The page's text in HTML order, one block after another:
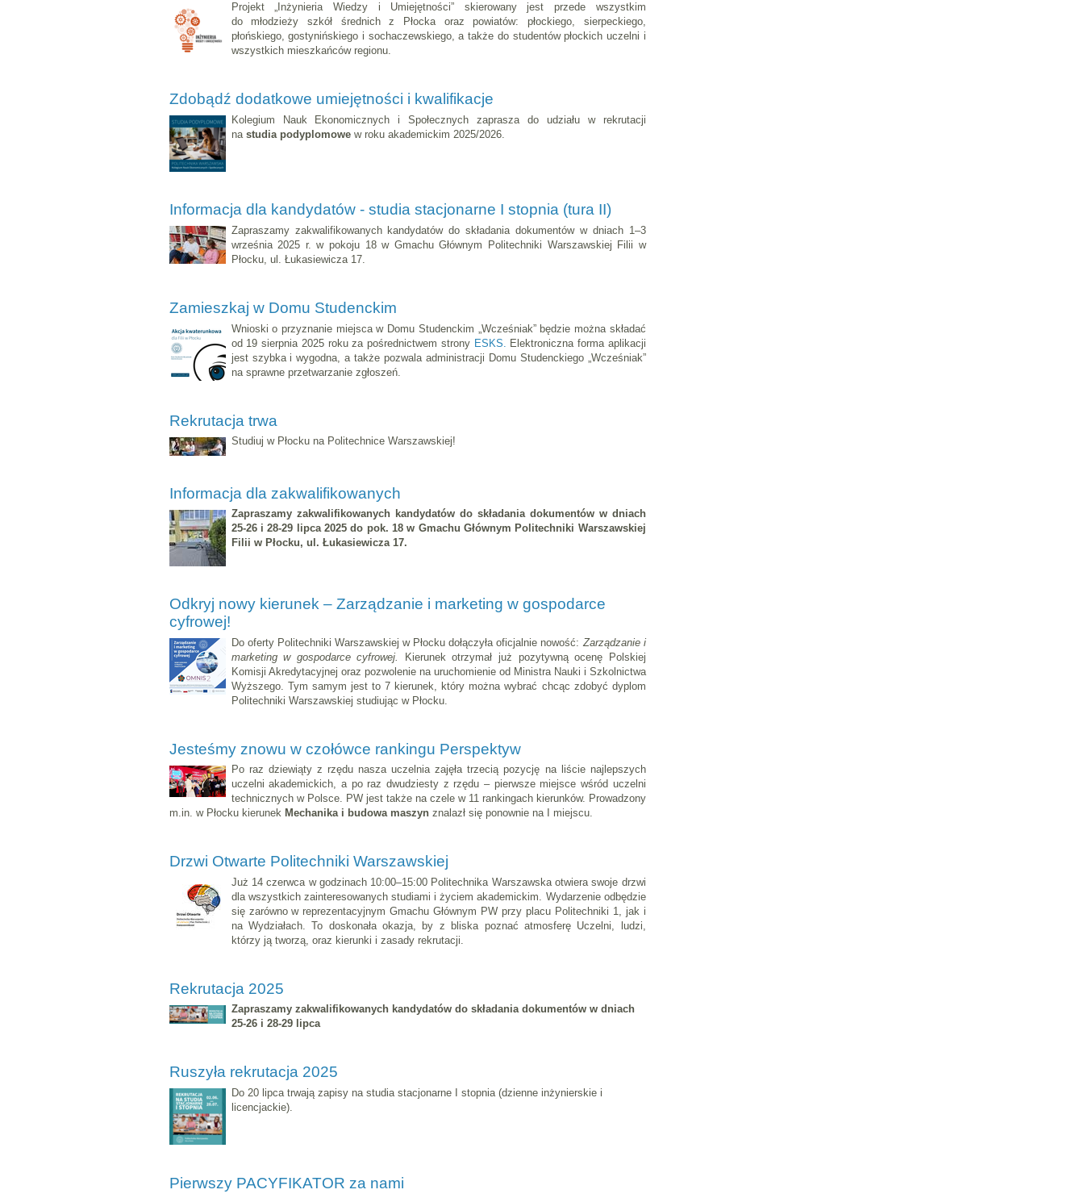
Projekt „Inżynieria Wiedzy i Umiejętności” skierowany jest przede wszystkim
do młodzieży szkół średnich z Płocka oraz powiatów: płockiego, sierpeckiego,
płońskiego, gostynińskiego i sochaczewskiego, a także do studentów płockich uczelni i
wszystkich mieszkańców regionu.
Zdobądź dodatkowe umiejętności i kwalifikacje
Kolegium Nauk Ekonomicznych i Społecznych zaprasza do udziału w rekrutacji
na studia podyplomowew roku akademickim 2025/2026.
Informacja dla kandydatów - studia stacjonarne I stopnia (tura II)
Zapraszamy zakwalifikowanych kandydatów do składania dokumentów w dniach 1–3
września 2025 r. w pokoju 18 w Gmachu Głównym Politechniki Warszawskiej Filii w
Płocku, ul. Łukasiewicza 17.
Zamieszkaj w Domu Studenckim
Wnioski o przyznanie miejsca w Domu Studenckim „Wcześniak” będzie można składać
od 19 sierpnia 2025 roku za pośrednictwem strony ESKS.
Elektroniczna forma aplikacji
jest szybka i wygodna, a także pozwala administracji Domu Studenckiego „Wcześniak”
na sprawne przetwarzanie zgłoszeń.
Rekrutacja trwa
Studiuj w Płocku na Politechnice Warszawskiej!
Informacja dla zakwalifikowanych
Zapraszamy zakwalifikowanych kandydatów do składania dokumentów w dniach
25-26 i 28-29 lipca 2025 do pok. 18 w Gmachu Głównym Politechniki Warszawskiej
Filii w Płocku, ul. Łukasiewicza 17.
Odkryj nowy kierunek – Zarządzanie i marketing w gospodarce
cyfrowej!
Do oferty Politechniki Warszawskiej w Płocku dołączyła oficjalnie nowość: Zarządzanie i
marketing w gospodarce cyfrowej. Kierunek otrzymał już pozytywną ocenę Polskiej
Komisji Akredytacyjnej oraz pozwolenie na uruchomienie od Ministra Nauki i Szkolnictwa
Wyższego. Tym samym jest to 7 kierunek, który można wybrać chcąc zdobyć dyplom
Politechniki Warszawskiej studiując w Płocku.
Jesteśmy znowu w czołówce rankingu Perspektyw
Po raz dziewiąty z rzędu nasza uczelnia zajęła trzecią pozycję na liście najlepszych
uczelni akademickich, a po raz dwudziesty z rzędu – pierwsze miejsce wśród uczelni
technicznych w Polsce. PW jest także na czele w 11 rankingach kierunków. Prowadzony
m.in. w Płocku kierunek Mechanika i budowa maszyn znalazł się ponownie na I miejscu.
Drzwi Otwarte Politechniki Warszawskiej
Już 14 czerwca w godzinach 10:00–15:00 Politechnika Warszawska otwiera swoje drzwi
dla wszystkich zainteresowanych studiami i życiem akademickim. Wydarzenie odbędzie
się zarówno w reprezentacyjnym Gmachu Głównym PW przy placu Politechniki 1, jak i
na Wydziałach. To doskonała okazja, by z bliska poznać atmosferę Uczelni, ludzi,
którzy ją tworzą, oraz kierunki i zasady rekrutacji.
Rekrutacja 2025
Zapraszamy zakwalifikowanych kandydatów do składania dokumentów w dniach
25-26 i 28-29 lipca
Ruszyła rekrutacja 2025
Do 20 lipca trwają zapisy na studia stacjonarne I stopnia (dzienne inżynierskie i
licencjackie).
Pierwszy PACYFIKATOR za nami